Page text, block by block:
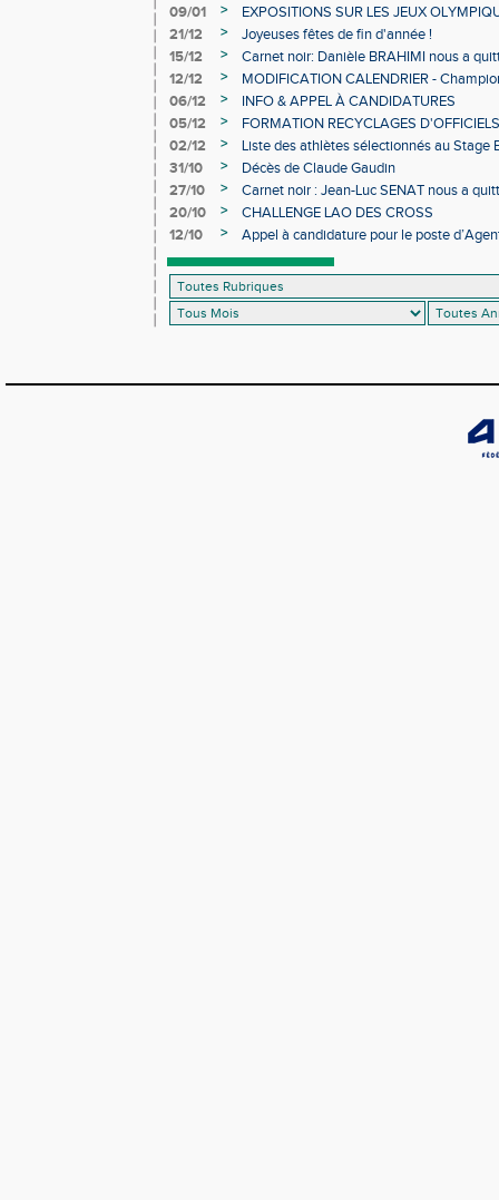
09/01
>
EXPOSITIONS SUR LES JEUX
21/12
>
Joyeuses fêtes de fin d'année !
15/12
>
Carnet noir: Danièle BRAHIMI nous a
12/12
>
MODIFICATION CALENDRIER -
06/12
>
INFO & APPEL À CANDIDATURES
05/12
>
FORMATION RECYCLAGES D'OFFICIELS
02/12
>
Liste des athlètes sélectionnés au Stage
31/10
>
Décès de Claude Gaudin
27/10
>
Carnet noir : Jean-Luc SENAT nous a
20/10
>
CHALLENGE LAO DES CROSS
12/10
>
Appel à candidature pour le poste